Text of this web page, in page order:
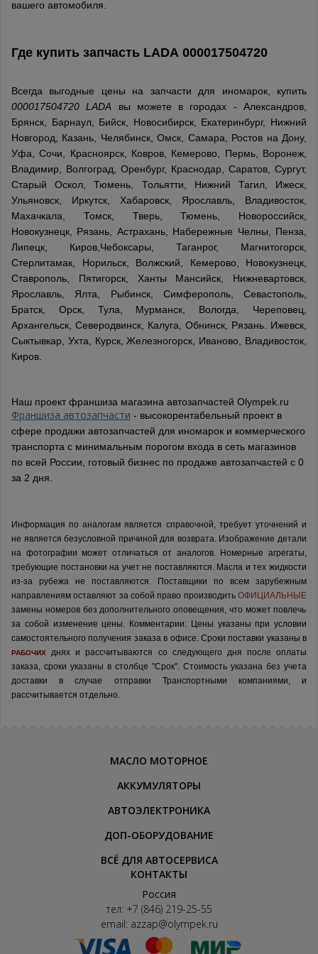
вашего автомобиля.
Где купить запчасть LADA 000017504720
Всегда выгодные цены на запчасти для иномарок, купить
000017504720 LADA вы можете в городах - Александров,
Брянск, Барнаул, Бийск, Новосибирск, Екатеринбург, Нижний
Новгород, Казань, Челябинск, Омск, Самара, Ростов на Дону,
Уфа, Сочи, Красноярск, Ковров, Кемерово, Пермь, Воронеж,
Владимир, Волгоград, Оренбург, Краснодар, Саратов, Сургут,
Старый Оскол, Тюмень, Тольятти, Нижний Тагил, Ижеск,
Ульяновск, Иркутск, Хабаровск, Ярославль, Владивосток,
Махачкала, Томск, Тверь, Тюмень, Новороссийск,
Новокузнецк, Рязань, Астрахань, Набережные Челны, Пенза,
Липецк, Киров,Чебоксары, Таганрог, Магнитогорск,
Стерлитамак, Норильск, Волжский, Кемерово, Новокузнецк,
Ставрополь, Пятигорск, Ханты Мансийск, Нижневартовск,
Ярославль, Ялта, Рыбинск, Симферополь, Севастополь,
Братск, Орск, Тула, Мурманск, Вологда, Череповец,
Архангельск, Северодвинск, Калуга, Обнинск, Рязань. Ижевск,
Сыктывкар, Ухта, Курск, Железногорск, Иваново, Владивосток,
Киров.
Наш проект франшиза магазина автозапчастей Olympek.ru
Франшиза автозапчасти - высокорентабельный проект в
сфере продажи автозапчастей для иномарок и коммерческого
транспорта с минимальным порогом входа в сеть магазинов
по всей России, готовый бизнес по продаже автозапчастей с 0
за 2 дня.
Информация по аналогам является справочной, требует уточнений и
не является безусловной причиной для возврата. Изображение детали
на фотографии может отличаться от аналогов. Номерные агрегаты,
требующие постановки на учет не поставляются. Масла и тех жидкости
из-за рубежа не поставляются.
Поставщики по всем зарубежным
направлениям оставляют за собой право производить ОФИЦИАЛЬНЫЕ
замены номеров без дополнительного оповещения, что может повлечь
за собой изменение цены. Комментарии: Цены указаны при условии
самостоятельного получения заказа в офисе. Сроки поставки указаны в
РАБОЧИХ
днях и рассчитываются со следующего дня после оплаты
заказа, сроки указаны в столбце "Срок". Стоимость указана без учета
доставки в случае отправки Транспортными компаниями, и
рассчитывается отдельно.
МАСЛО МОТОРНОЕ
АККУМУЛЯТОРЫ
АВТОЭЛЕКТРОНИКА
ДОП-ОБОРУДОВАНИЕ
ВСЁ ДЛЯ АВТОСЕРВИСА
КОНТАКТЫ
Россия
тел: +7 (846) 219-25-55
email: azzap@olympek.ru